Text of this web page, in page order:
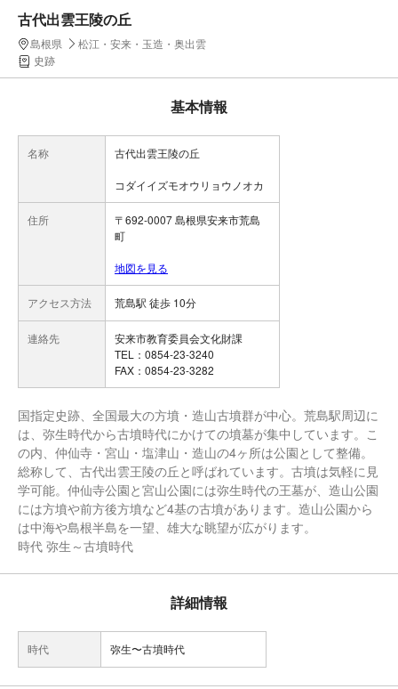
古代出雲王陵の丘
島根県
松江・安来・玉造・奥出雲
史跡
基本情報
名称 古代出雲王陵の丘
コダイイズモオウリョウノオカ
住所
〒692-0007 島根県安来市荒島
町
地図を見る
アクセス方法 荒島駅 徒歩 10分
連絡先
安来市教育委員会文化財課
TEL：0854-23-3240
FAX：0854-23-3282
国指定史跡、全国最大の方墳・造山古墳群が中心。荒島駅周辺に
は、弥生時代から古墳時代にかけての墳墓が集中しています。こ
の内、仲仙寺・宮山・塩津山・造山の4ヶ所は公園として整備。
総称して、古代出雲王陵の丘と呼ばれています。古墳は気軽に見
学可能。仲仙寺公園と宮山公園には弥生時代の王墓が、造山公園
には方墳や前方後方墳など4基の古墳があります。造山公園から
は中海や島根半島を一望、雄大な眺望が広がります。
時代 弥生～古墳時代
詳細情報
時代 弥生〜古墳時代